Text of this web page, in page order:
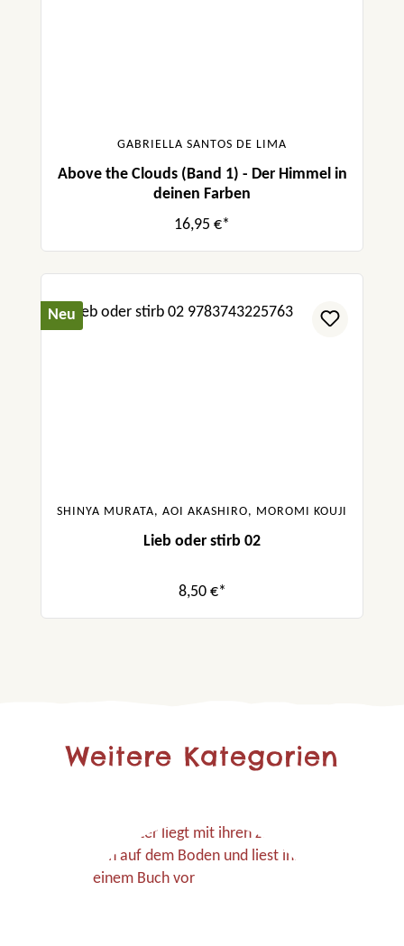
GABRIELLA SANTOS DE LIMA
Above the Clouds (Band 1) - Der Himmel in
deinen Farben
16,95 €*
Neu
SHINYA MURATA, AOI AKASHIRO, MOROMI KOUJI
Lieb oder stirb 02
8,50 €*
Weitere Kategorien